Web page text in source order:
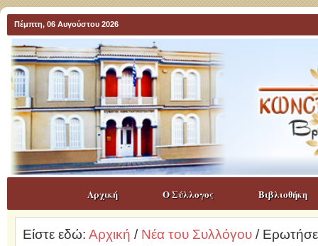
Πέμπτη, 06 Αυγούστου 2026
Αρχική Ο Σύλλογος Βιβλιοθήκη
Είστε εδώ: Αρχική / Νέα του Συλλόγου/